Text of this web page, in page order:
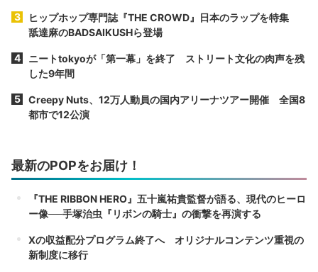
ヒップホップ専門誌『THE CROWD』日本のラップを特集
舐達麻のBADSAIKUSHら登場
ニートtokyoが「第一幕」を終了 ストリート文化の肉声を残
した9年間
Creepy Nuts、12万人動員の国内アリーナツアー開催 全国8
都市で12公演
最新のPOPをお届け！
『THE RIBBON HERO』五十嵐祐貴監督が語る、現代のヒーロ
ー像──手塚治虫『リボンの騎士』の衝撃を再演する
Xの収益配分プログラム終了へ オリジナルコンテンツ重視の
新制度に移行